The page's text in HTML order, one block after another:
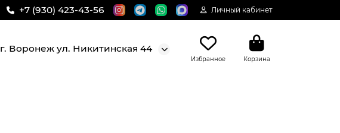
+7 (930) 423-43-56 Личный кабинет
г. Воронеж ул. Никитинская 44
Избранное Корзина